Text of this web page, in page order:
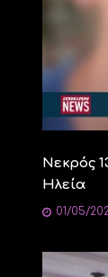
Νεκρός
Ηλεία
01/05/